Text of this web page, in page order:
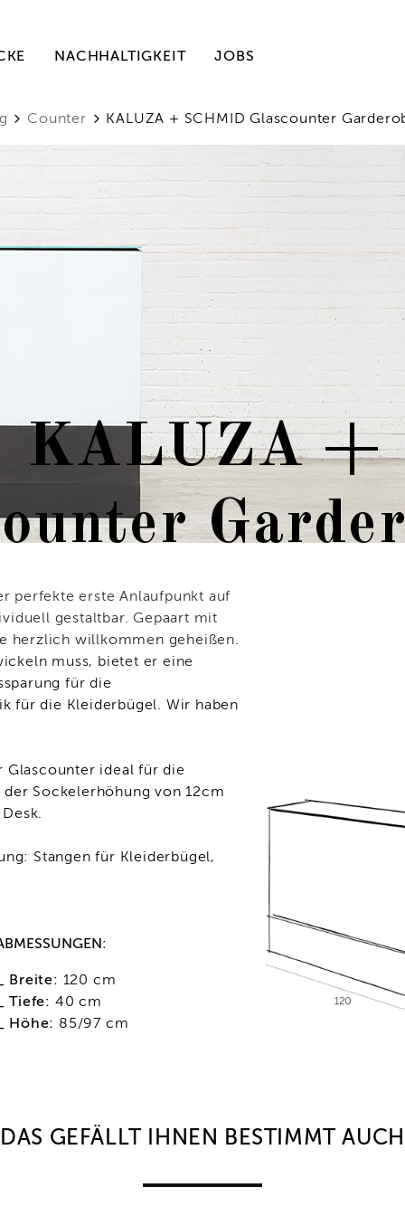
NACHHALTIGKEIT JOBS
Counter KALUZA + SCHMID Glascounter
KALUZA +
perfekte erste Anlaufpunkt auf
gestaltbar. Gepaart mit
herzlich willkommen geheißen.
muss, bietet er eine
für die
für die Kleiderbügel. Wir haben
Glascounter ideal für die
Sockelerhöhung von 12cm
Stangen für Kleiderbügel,
Breite: 120 cm
Tiefe: 40 cm
Höhe: 85/97 cm
DAS GEFÄLLT IHNEN BESTIMMT AUCH